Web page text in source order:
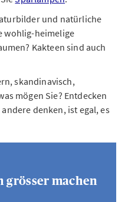
und natürliche
wohlig-heimelige
Kakteen sind auch
skandinavisch,
mögen Sie? Entdecken
denken, ist egal, es
grösser machen